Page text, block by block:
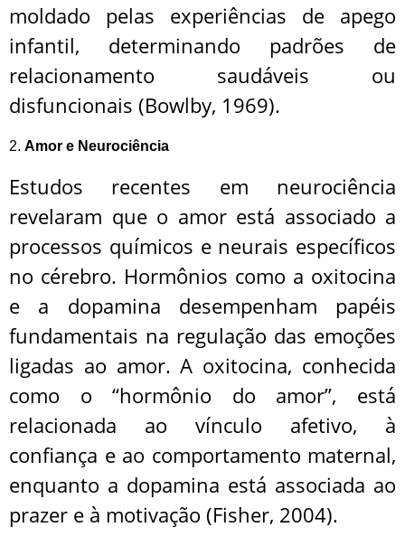
moldado pelas experiências de apego
infantil, determinando padrões de
relacionamento saudáveis ou
disfuncionais (Bowlby, 1969).
2. Amor e Neurociência
Estudos recentes em neurociência
revelaram que o amor está associado a
processos químicos e neurais específicos
no cérebro. Hormônios como a oxitocina
e a dopamina desempenham papéis
fundamentais na regulação das emoções
ligadas ao amor. A oxitocina, conhecida
como o “hormônio do amor”, está
relacionada ao vínculo afetivo, à
confiança e ao comportamento maternal,
enquanto a dopamina está associada ao
prazer e à motivação (Fisher, 2004).